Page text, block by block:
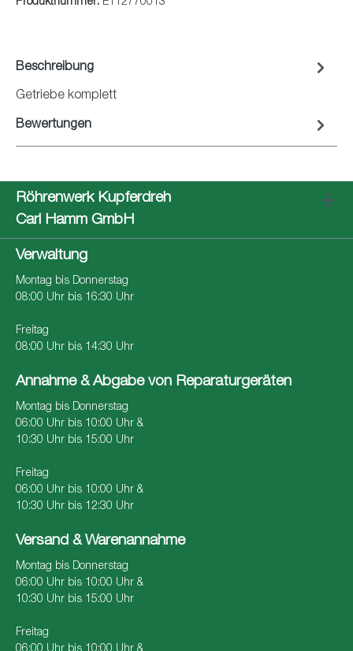
Produktnummer: E112770013
Beschreibung
Getriebe komplett
Bewertungen
Röhrenwerk Kupferdreh
Carl Hamm GmbH
Verwaltung
Montag bis Donnerstag
08:00 Uhr bis 16:30 Uhr
Freitag
08:00 Uhr bis 14:30 Uhr
Annahme & Abgabe von Reparaturgeräten
Montag bis Donnerstag
06:00 Uhr bis 10:00 Uhr &
10:30 Uhr bis 15:00 Uhr
Freitag
06:00 Uhr bis 10:00 Uhr &
10:30 Uhr bis 12:30 Uhr
Versand & Warenannahme
Montag bis Donnerstag
06:00 Uhr bis 10:00 Uhr &
10:30 Uhr bis 15:00 Uhr
Freitag